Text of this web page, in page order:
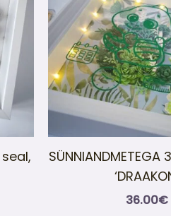
seal,
SÜNNIANDMETEGA
36.00€